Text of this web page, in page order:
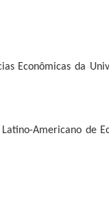
Econômicas da
Americano de